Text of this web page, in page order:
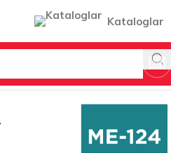
Kataloglar